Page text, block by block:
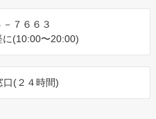
７６６３
に(10:00〜20:00)
口(２４時間)